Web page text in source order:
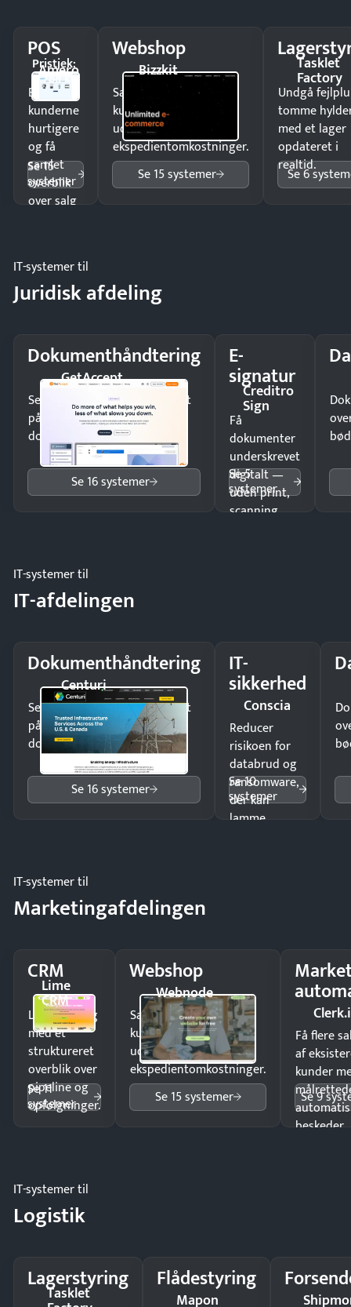
POS
Amero
Pristjek:
4.788 kr
Ekspedér
kunderne
hurtigere
og få
samlet
overblik
over salg
Se 15
systemer
Webshop
Bizzkit
Sælg produkter 24/7 til
kunder i hele landet
uden
ekspedientomkostninger.
Se 15 systemer
Tasklet
Factory
Undgå
tomme
med et lager
opdateret i
realtid.
Se 6
IT-systemer til
Juridisk afdeling
Dokumenthåndtering
GetAccept
Send kontrakter til underskrift
på minutter og mist ingen
dokumenter.
Se 16 systemer
E-
signatur
Creditro
Sign
Få
dokumenter
underskrevet
digitalt —
uden print,
scanning
Se 5
systemer
IT-systemer til
IT-afdelingen
Dokumenthåndtering
Centuri
Send kontrakter til underskrift
på minutter og mist ingen
dokumenter.
Se 16 systemer
IT-
sikkerhed
Conscia
Reducer
risikoen for
databrud og
ransomware,
der kan
lamme
Se 10
systemer
IT-systemer til
Marketingafdelingen
CRM
Lime
CRM
Luk flere salg
med et
struktureret
overblik over
pipeline og
opfølgninger.
Se 11
systemer
Webshop
Webnode
Sælg produkter 24/7 til
kunder i hele landet
uden
ekspedientomkostninger.
Se 15 systemer
Få flere
af
kunder
beskeder.
Se 9
IT-systemer til
Logistik
Lagerstyring
Tasklet Flådestyring
Mapon